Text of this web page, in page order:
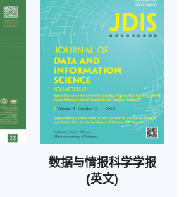
数据与情报科学学报
(英文)